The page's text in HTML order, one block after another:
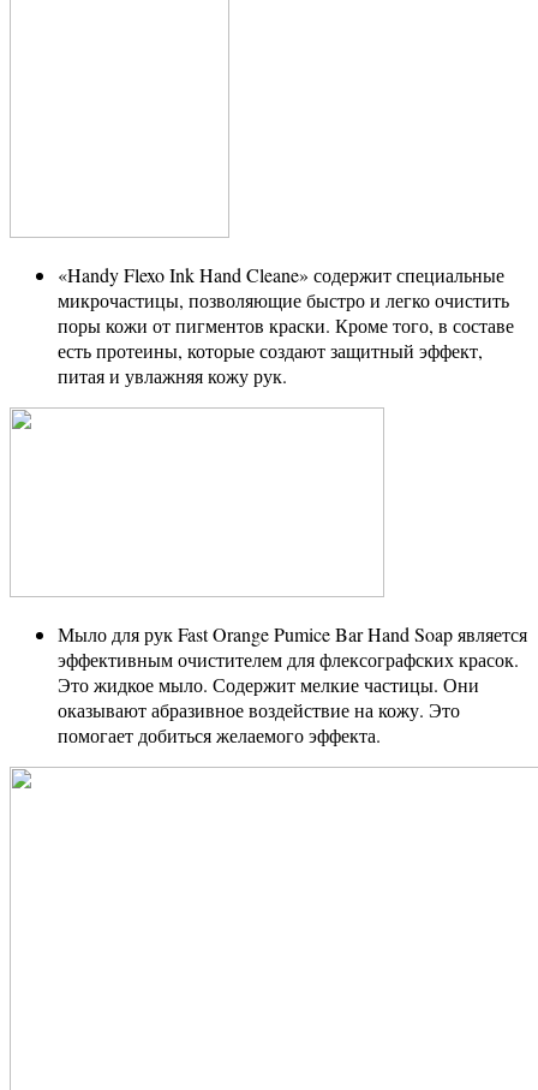
«Handy Flexo Ink Hand Cleane» содержит специальные
микрочастицы, позволяющие быстро и легко очистить
поры кожи от пигментов краски. Кроме того, в составе
есть протеины, которые создают защитный эффект,
питая и увлажняя кожу рук.
Мыло для рук Fast Orange Pumice Bar Hand Soap является
эффективным очистителем для флексографских красок.
Это жидкое мыло. Содержит мелкие частицы. Они
оказывают абразивное воздействие на кожу. Это
помогает добиться желаемого эффекта.